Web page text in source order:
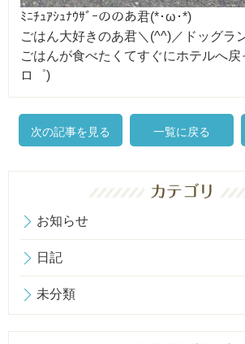
ﾐﾆﾁｭｱｼｭﾅｳｻﾞｰののあ君(*･ω･*)
ごはん大好きのあ君＼(^^)／ドッグラ
ごはんが食べたくてすぐにホテルへ戻
ロ゜)
次の記事を見る 一覧に戻る
お知らせ
日記
未分類